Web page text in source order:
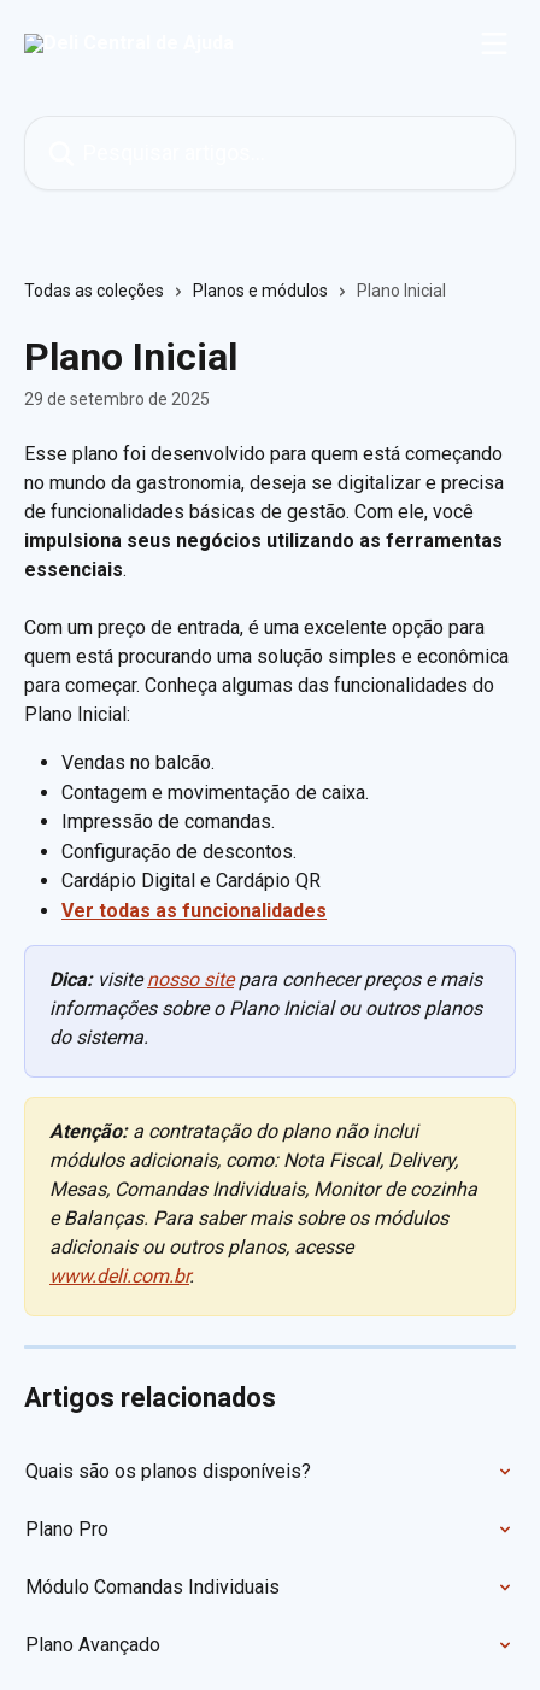
Todas as coleções Planos e módulos Plano Inicial
Plano Inicial
29 de setembro de 2025
Esse plano foi desenvolvido para quem está começando
no mundo da gastronomia, deseja se digitalizar e precisa
de funcionalidades básicas de gestão. Com ele, você
impulsiona seus negócios utilizando as ferramentas
essenciais.
Com um preço de entrada, é uma excelente opção para
quem está procurando uma solução simples e econômica
para começar. Conheça algumas das funcionalidades do
Plano Inicial:
Vendas no balcão.
Contagem e movimentação de caixa.
Impressão de comandas.
Configuração de descontos.
Cardápio Digital e Cardápio QR
Ver todas as funcionalidades
Dica: visite nosso site para conhecer preços e mais
informações sobre o Plano Inicial ou outros planos
do sistema.
Atenção: a contratação do plano não inclui
módulos adicionais, como: Nota Fiscal, Delivery,
Mesas, Comandas Individuais, Monitor de cozinha
e Balanças. Para saber mais sobre os módulos
adicionais ou outros planos, acesse
www.deli.com.br.
Artigos relacionados
Quais são os planos disponíveis?
Plano Pro
Módulo Comandas Individuais
Plano Avançado